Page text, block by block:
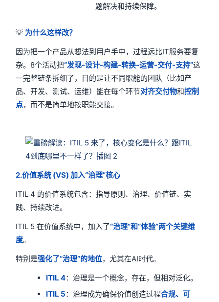
题解决和持续保障。
💡 为什么这样改？
因为把一个产品从想法到用户手中，过程远比IT服务要复
杂。8个活动把“发现-设计-构建-转换-运营-交付-支持”这
一完整链条拆细了，目的是让不同职能的团队（比如产
品、开发、测试、运维）能在每个环节对齐交付物和控制
点，而不是简单地按职能交接。
2.价值系统 (VS) 加入“治理”核心
ITIL 4 的价值系统包含：指导原则、治理、价值链、实
践、持续改进。
ITIL 5 在价值系统中，加入了“治理”和“体验”两个关键维
度。
特别是强化了“治理”的地位，尤其在AI时代。
ITIL 4：治理是一个概念，存在，但相对泛化。
ITIL 5：治理成为确保价值创造过程合规、可